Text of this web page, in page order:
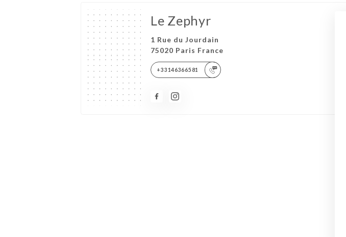
Le Zephyr
1 Rue du Jourdain
75020 Paris France
+33146366581